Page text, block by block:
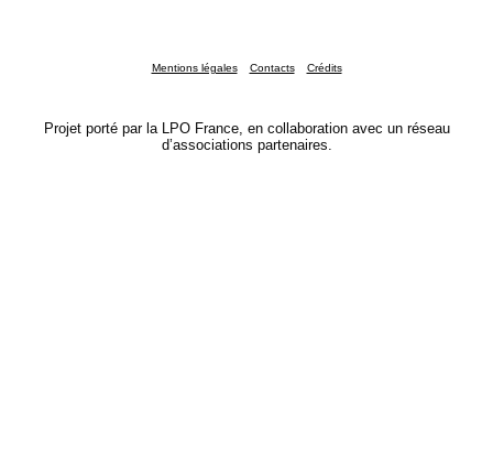
Mentions légales Contacts Crédits
Projet porté par la LPO France, en collaboration avec un réseau
d’associations partenaires.